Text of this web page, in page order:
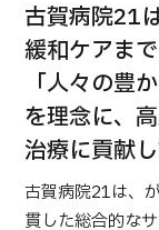
2026.01.12
古賀病院21
緩和ケアま
「人々の豊
を理念に、
治療に貢献し
古賀病院21は、
貫した総合的な